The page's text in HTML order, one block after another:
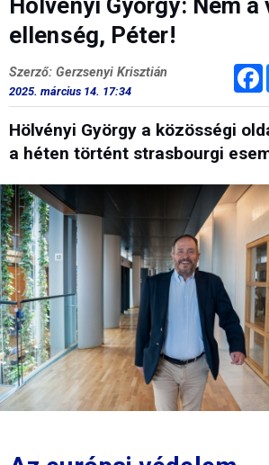
Hölvényi György: Nem a
ellenség, Péter!
Szerző: Gerzsenyi Krisztián
2025. március 14. 17:34
Hölvényi György a közösségi
a héten történt strasbourgi